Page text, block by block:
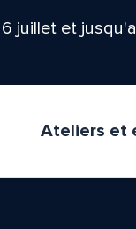
juillet et
Ateliers et